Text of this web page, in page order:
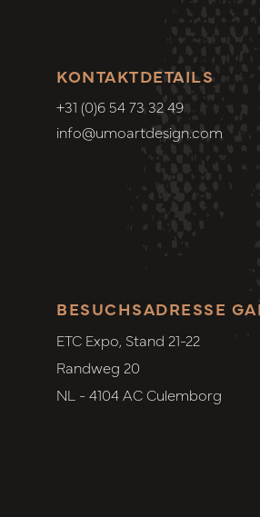
KONTAKTDETAILS
+31 (0)6 54 73 32 49
info@umoartdesign.com
BESUCHSADRESSE
ETC Expo, Stand 21-22
Randweg 20
NL - 4104 AC Culemborg